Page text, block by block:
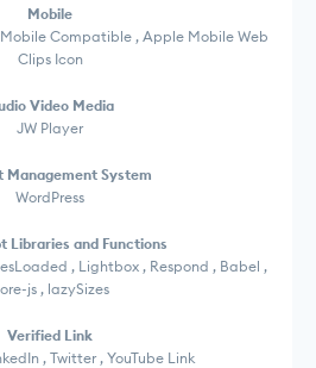
Mobile
Compatible , Apple Mobile Web
Clips Icon
Video Media
JW Player
Management System
WordPress
Libraries and Functions
, Lightbox , Respond , Babel ,
js , lazySizes
Verified Link
, Twitter , YouTube Link